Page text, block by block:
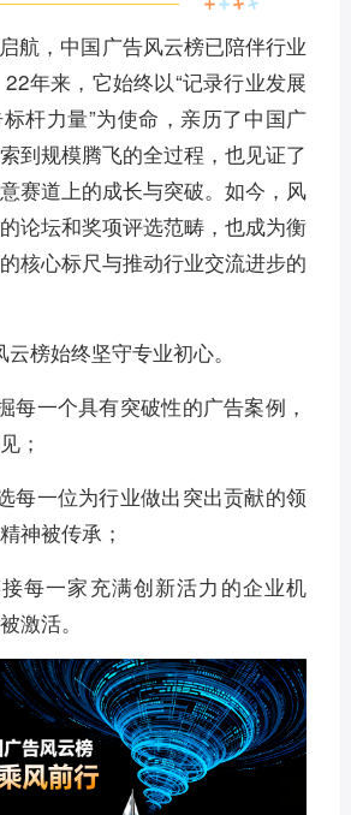
航，中国广告风云榜已陪伴行业
年来，它始终以“记录行业发展
杆力量”为使命，亲历了中国广
到规模腾飞的全过程，也见证了
赛道上的成长与突破。如今，风
论坛和奖项评选范畴，也成为衡
核心标尺与推动行业交流进步的
榜始终坚守专业初心。
每一个具有突破性的广告案例，
；
每一位为行业做出突出贡献的领
神被传承；
每一家充满创新活力的企业机
激活。